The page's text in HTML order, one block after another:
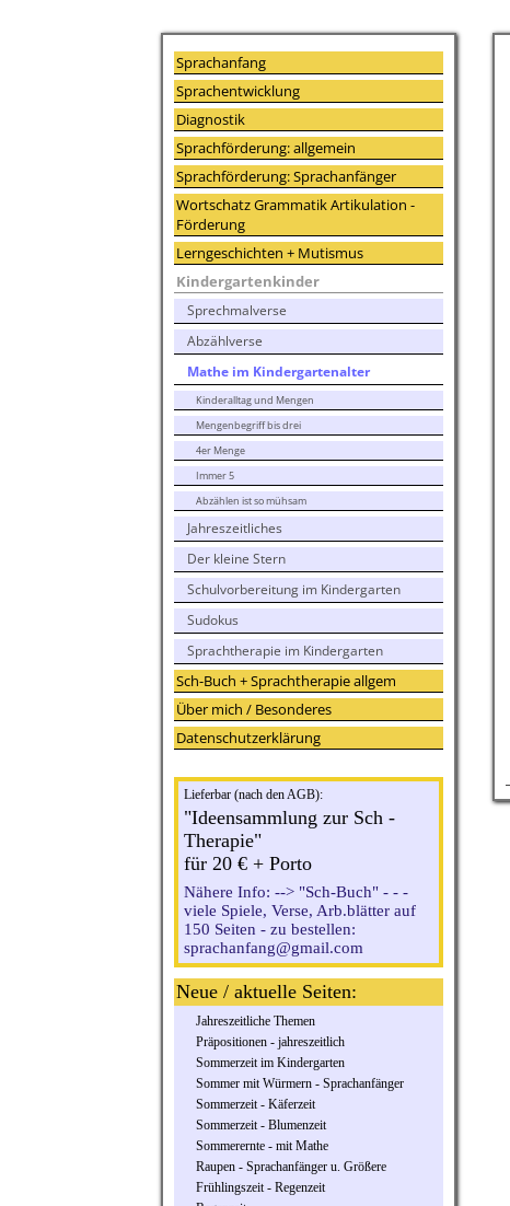
Sprachanfang
Sprachentwicklung
Diagnostik
Sprachförderung: allgemein
Sprachförderung: Sprachanfänger
Wortschatz Grammatik Artikulation -
Förderung
Lerngeschichten + Mutismus
Kindergartenkinder
Sprechmalverse
Abzählverse
Mathe im Kindergartenalter
Kinderalltag und Mengen
Mengenbegriff bis drei
4er Menge
Immer 5
Abzählen ist so mühsam
Jahreszeitliches
Der kleine Stern
Schulvorbereitung im Kindergarten
Sudokus
Sprachtherapie im Kindergarten
Sch-Buch + Sprachtherapie allgem
Über mich / Besonderes
Datenschutzerklärung
Lieferbar (nach den AGB):
"Ideensammlung zur Sch -
Therapie"
für 20 € + Porto
Nähere Info: --> "Sch-Buch" - - -
viele Spiele, Verse, Arb.blätter auf
150 Seiten - zu bestellen:
sprachanfang@gmail.com
Neue / aktuelle Seiten:
Jahreszeitliche Themen
Präpositionen - jahreszeitlich
Sommerzeit im Kindergarten
Sommer mit Würmern - Sprachanfänger
Sommerzeit - Käferzeit
Sommerzeit - Blumenzeit
Sommerernte - mit Mathe
Raupen - Sprachanfänger u. Größere
Frühlingszeit - Regenzeit